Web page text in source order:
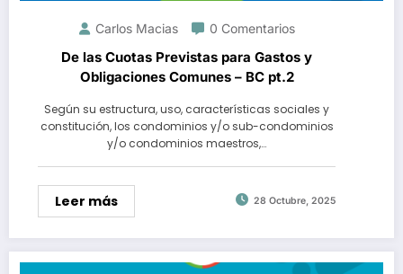
Carlos Macias 0 Comentarios
De las Cuotas Previstas para Gastos y
Obligaciones Comunes – BC pt.2
Según su estructura, uso, características sociales y
constitución, los condominios y/o sub-condominios
y/o condominios maestros,…
Leer más 28 Octubre, 2025